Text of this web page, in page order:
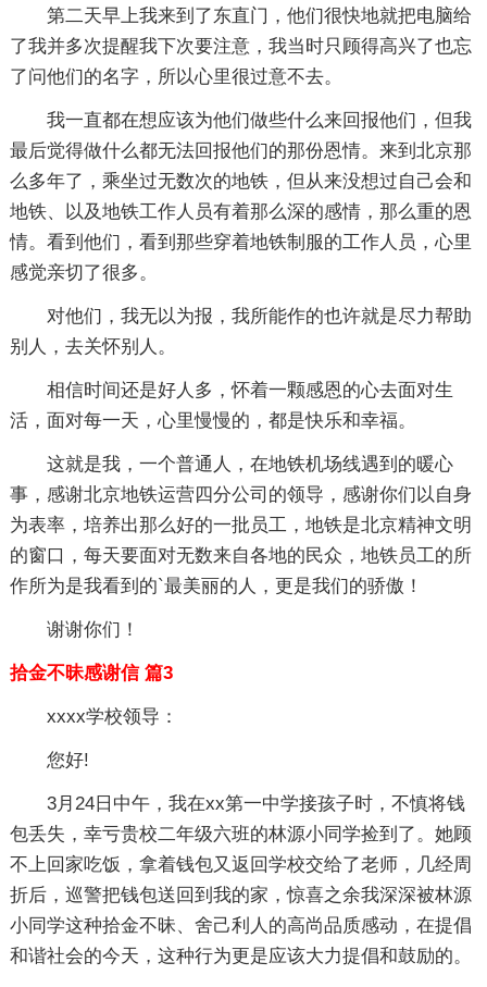
第二天早上我来到了东直门，他们很快地就把电脑给
了我并多次提醒我下次要注意，我当时只顾得高兴了也忘
了问他们的名字，所以心里很过意不去。
我一直都在想应该为他们做些什么来回报他们，但我
最后觉得做什么都无法回报他们的那份恩情。来到北京那
么多年了，乘坐过无数次的地铁，但从来没想过自己会和
地铁、以及地铁工作人员有着那么深的感情，那么重的恩
情。看到他们，看到那些穿着地铁制服的工作人员，心里
感觉亲切了很多。
对他们，我无以为报，我所能作的也许就是尽力帮助
别人，去关怀别人。
相信时间还是好人多，怀着一颗感恩的心去面对生
活，面对每一天，心里慢慢的，都是快乐和幸福。
这就是我，一个普通人，在地铁机场线遇到的暖心
事，感谢北京地铁运营四分公司的领导，感谢你们以自身
为表率，培养出那么好的一批员工，地铁是北京精神文明
的窗口，每天要面对无数来自各地的民众，地铁员工的所
作所为是我看到的`最美丽的人，更是我们的骄傲！
谢谢你们！
拾金不昧感谢信 篇3
xxxx学校领导：
您好!
3月24日中午，我在xx第一中学接孩子时，不慎将钱
包丢失，幸亏贵校二年级六班的林源小同学捡到了。她顾
不上回家吃饭，拿着钱包又返回学校交给了老师，几经周
折后，巡警把钱包送回到我的家，惊喜之余我深深被林源
小同学这种拾金不昧、舍己利人的高尚品质感动，在提倡
和谐社会的今天，这种行为更是应该大力提倡和鼓励的。